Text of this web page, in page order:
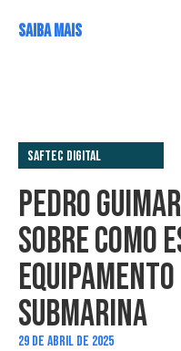
SAIBA MAIS
Saftec Digital
PEDRO
SOBRE COMO
SUBMARINA
29 DE ABRIL DE 2025